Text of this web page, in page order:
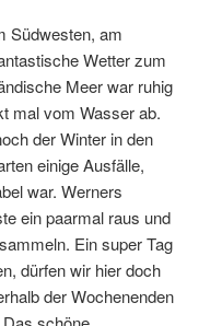
Südwesten, am
Wetter zum
Meer war ruhig
mal vom Wasser ab.
der Winter in den
einige Ausfälle,
war. Werners
ein paarmal raus und
Ein super Tag
dürfen wir hier doch
der Wochenenden